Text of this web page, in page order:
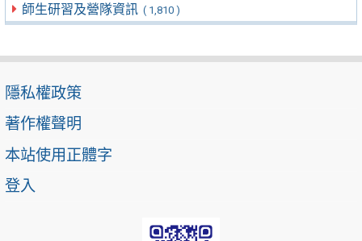
師生研習及營隊資訊 ( 1,810 )
隱私權政策
著作權聲明
本站使用正體字
登入